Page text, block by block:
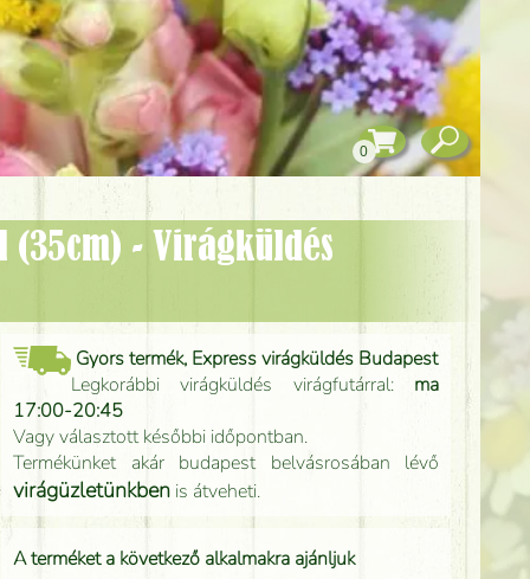
Gyors termék, Express virágküldés Budapest
Legkorábbi virágküldés virágfutárral: ma
17:00-20:45
Vagy választott későbbi időpontban.
Termékünket akár budapest belvásrosában lévő
virágüzletünkben is átveheti.
A terméket a következő alkalmakra ajánljuk
0